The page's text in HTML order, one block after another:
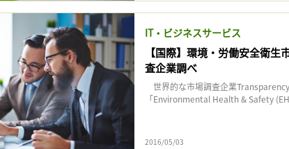
IT・ビジネスサービス
【国際】環境・労働安全衛
査企業調べ
世界的な市場調査企業
「Environmental Health & Safety
2016/05/03